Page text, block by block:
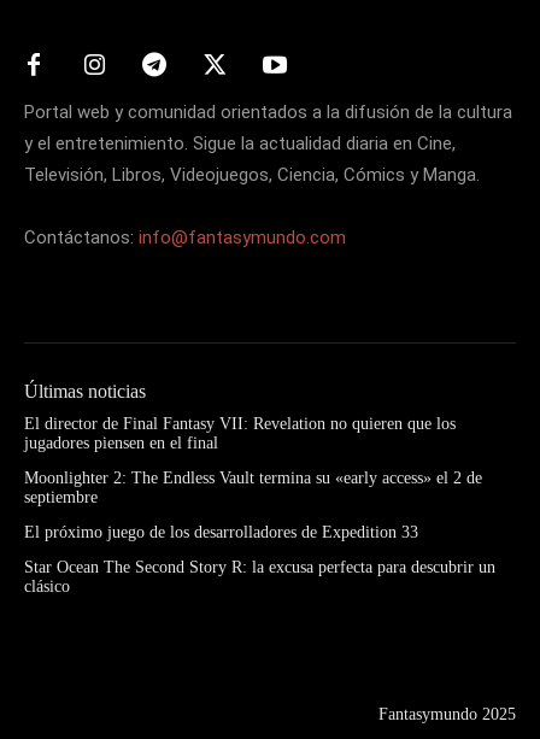
Portal web y comunidad orientados a la difusión de la cultura
y el entretenimiento. Sigue la actualidad diaria en Cine,
Televisión, Libros, Videojuegos, Ciencia, Cómics y Manga.
Contáctanos: info@fantasymundo.com
Últimas noticias
El director de Final Fantasy VII: Revelation no quieren que los
jugadores piensen en el final
Moonlighter 2: The Endless Vault termina su «early access» el 2 de
septiembre
El próximo juego de los desarrolladores de Expedition 33
Star Ocean The Second Story R: la excusa perfecta para descubrir un
clásico
Fantasymundo 2025